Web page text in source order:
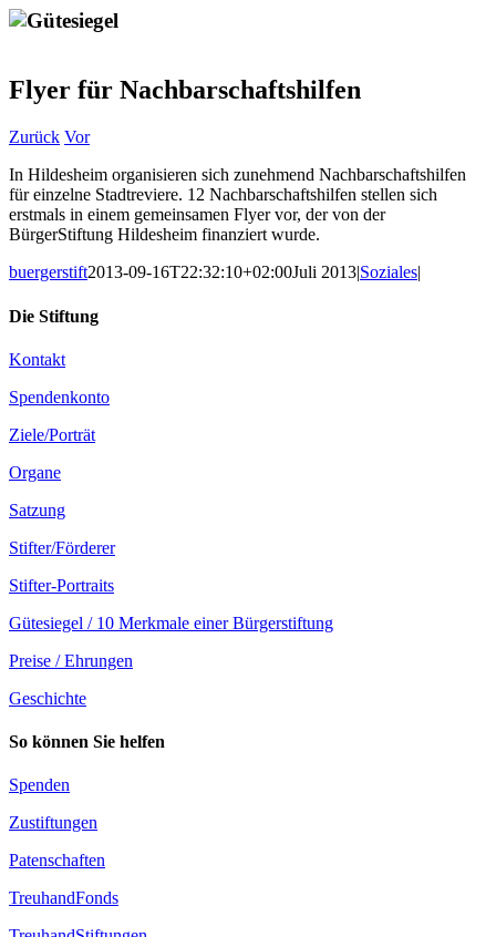
Flyer für Nachbarschaftshilfen
Zurück Vor
In Hildesheim organisieren sich zunehmend Nachbarschaftshilfen
für einzelne Stadtreviere. 12 Nachbarschaftshilfen stellen sich
erstmals in einem gemeinsamen Flyer vor, der von der
BürgerStiftung Hildesheim finanziert wurde.
buergerstift2013-09-16T22:32:10+02:00Juli 2013|Soziales|
Die Stiftung
Kontakt
Spendenkonto
Ziele/Porträt
Organe
Satzung
Stifter/Förderer
Stifter-Portraits
Gütesiegel / 10 Merkmale einer Bürgerstiftung
Preise / Ehrungen
Geschichte
So können Sie helfen
Spenden
Zustiftungen
Patenschaften
TreuhandFonds